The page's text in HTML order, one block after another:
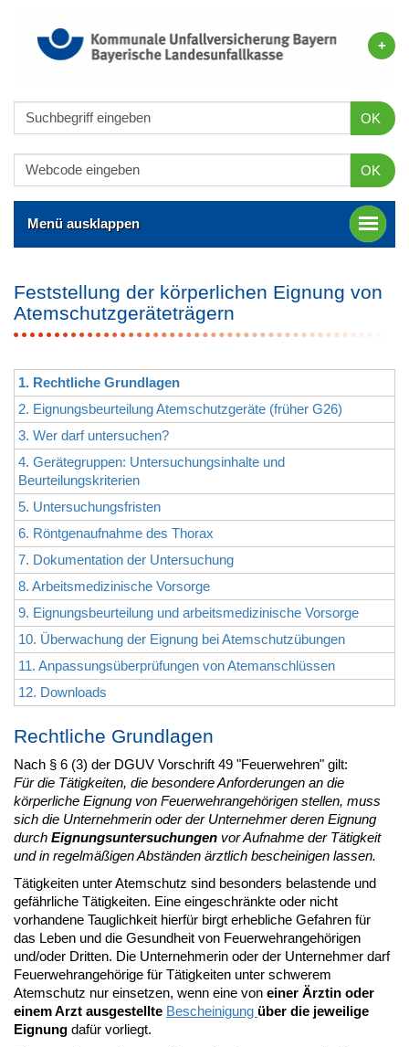
OK
OK
Menü ausklappen
Feststellung der körperlichen Eignung von
Atemschutzgeräteträgern
1. Rechtliche Grundlagen
2. Eignungsbeurteilung Atemschutzgeräte (früher G26)
3. Wer darf untersuchen?
4. Gerätegruppen: Untersuchungsinhalte und
Beurteilungskriterien
5. Untersuchungsfristen
6. Röntgenaufnahme des Thorax
7. Dokumentation der Untersuchung
8. Arbeitsmedizinische Vorsorge
9. Eignungsbeurteilung und arbeitsmedizinische Vorsorge
10. Überwachung der Eignung bei Atemschutzübungen
11. Anpassungsüberprüfungen von Atemanschlüssen
12. Downloads
Rechtliche Grundlagen
Nach § 6 (3) der DGUV Vorschrift 49 "Feuerwehren" gilt:
Für die Tätigkeiten, die besondere Anforderungen an die
körperliche Eignung von Feuerwehrangehörigen stellen, muss
sich die Unternehmerin oder der Unternehmer deren Eignung
durch Eignungsuntersuchungen vor Aufnahme der Tätigkeit
und in regelmäßigen Abständen ärztlich bescheinigen lassen.
Tätigkeiten unter Atemschutz sind besonders belastende und
gefährliche Tätigkeiten. Eine eingeschränkte oder nicht
vorhandene Tauglichkeit hierfür birgt erhebliche Gefahren für
das Leben und die Gesundheit von Feuerwehrangehörigen
und/oder Dritten. Die Unternehmerin oder der Unternehmer darf
Feuerwehrangehörige für Tätigkeiten unter schwerem
Atemschutz nur einsetzen, wenn eine von einer Ärztin oder
einem Arzt ausgestellte Bescheinigung über die jeweilige
Eignung dafür vorliegt.